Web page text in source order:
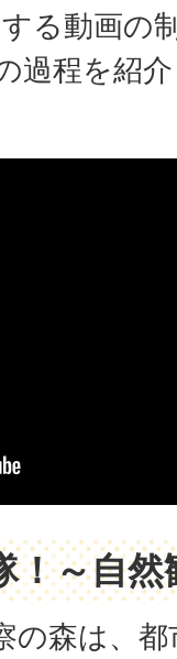
る動画の
過程を紹
！～自然
の森は、